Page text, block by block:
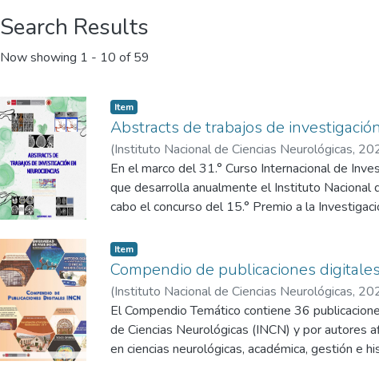
Search Results
Now showing 1 - 10 of 59
Item
Abstracts de trabajos de
(Instituto Nacional de Ciencias Neurológicas,
Coronel, Danilo; Ríos de Terranova, Alicia
En el marco del 31.° Curso Internacional de
que desarrolla anualmente el Instituto Nacional
cabo el concurso del 15.° Premio a la
central, cirugía lumbosacra, ataxia, mielopatías,
terapia con células CAR-T, embolismo,
cerebrovascular, enfermedad de Fahr,
craneoencefálico, esclerosis, inteligencia
resúmenes se incluyen en la presente
Item
Compendio de publicaciones
(Instituto Nacional de Ciencias Neurológicas,
Coronel, Danilo;Ríos de Terranova, Alicia
El Compendio Temático contiene 36
de Ciencias Neurológicas (INCN) y por autores
en ciencias neurológicas, académica, gestión e